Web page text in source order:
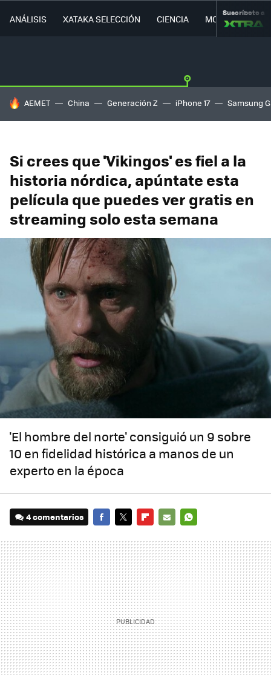
ANÁLISIS XATAKA SELECCIÓN CIENCIA MOVILIDAD
Suscríbete a
HOY SE HABLA DE
AEMET China Generación Z iPhone 17 Samsung
Si crees que 'Vikingos' es fiel a la
historia nórdica, apúntate esta
película que puedes ver gratis en
streaming solo esta semana
'El hombre del norte' consiguió un 9 sobre
10 en fidelidad histórica a manos de un
experto en la época
4 comentarios
MAIL